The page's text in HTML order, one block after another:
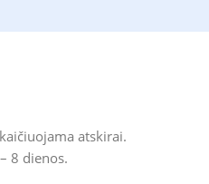
atskirai.
8 dienos.